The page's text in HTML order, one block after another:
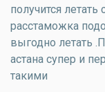
получится
расстаможка
выгодно летать
астана супер и
такими